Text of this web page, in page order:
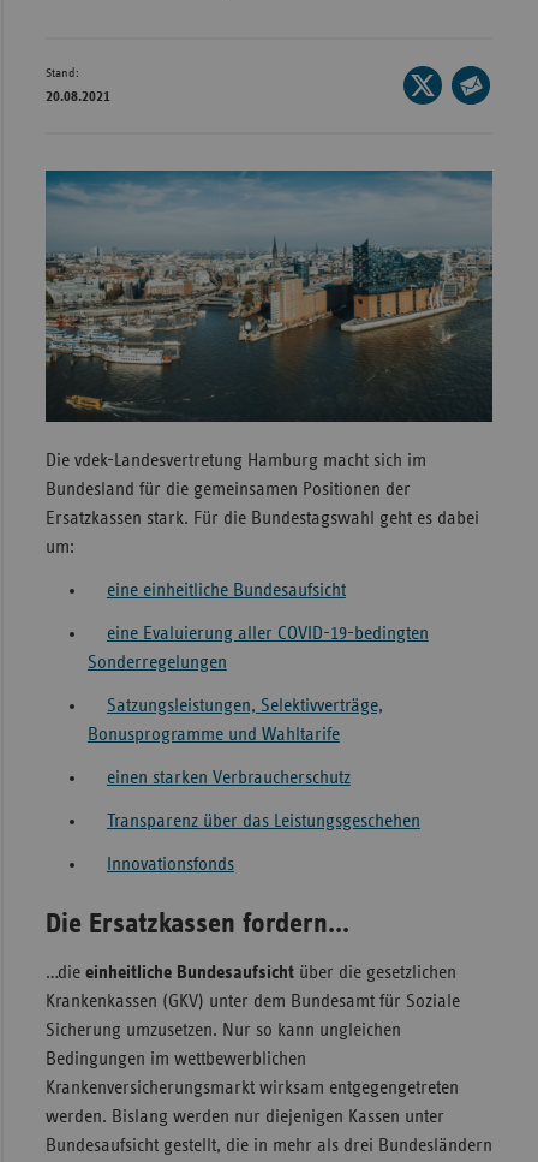
Stand:
20.08.2021
Seite
auf
E-
Die vdek-Landesvertretung Hamburg macht sich im
Bundesland für die gemeinsamen Positionen der
Ersatzkassen stark. Für die Bundestagswahl geht es dabei
um:
eine einheitliche Bundesaufsicht
eine Evaluierung aller COVID-19-bedingten
Sonderregelungen
Satzungsleistungen, Selektivverträge,
Bonusprogramme und Wahltarife
einen starken Verbraucherschutz
Transparenz über das Leistungsgeschehen
Innovationsfonds
Die Ersatzkassen fordern...
…die einheitliche Bundesaufsichtüber die gesetzlichen
Krankenkassen (GKV) unter dem Bundesamt für Soziale
Sicherung umzusetzen. Nur so kann ungleichen
Bedingungen im wettbewerblichen
Krankenversicherungsmarkt wirksam entgegengetreten
werden. Bislang werden nur diejenigen Kassen unter
Bundesaufsicht gestellt, die in mehr als drei Bundesländern